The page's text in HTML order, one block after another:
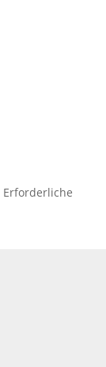
Erforderliche